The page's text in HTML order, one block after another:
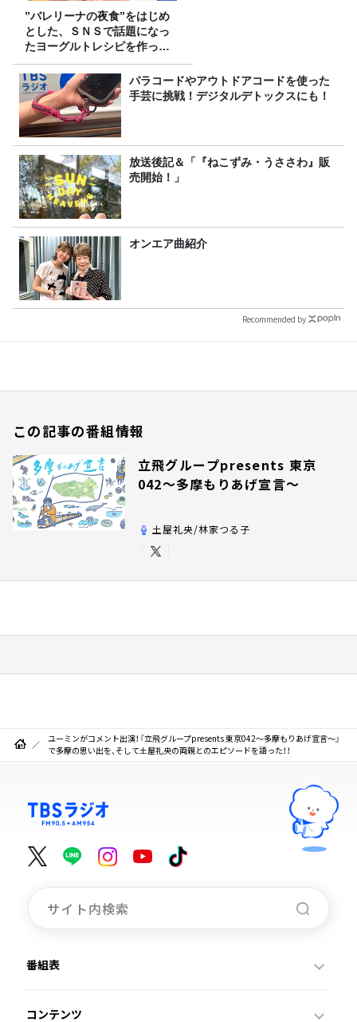
”バレリーナの夜食”をはじめ
とした、ＳＮＳで話題になっ
たヨーグルトレシピを作って
みた！
パラコードやアウトドアコードを使った
手芸に挑戦！デジタルデトックスにも！
放送後記＆「『ねこずみ・うささわ』販
売開始！」
オンエア曲紹介
Recommended by
この記事の番組情報
立飛グループpresents 東京
042～多摩もりあげ宣言～
土屋礼央/林家つる子
ユーミンがコメント出演！『立飛グループpresents 東京042～多摩もりあげ宣言～』
で多摩の思い出を、そして土屋礼央の両親とのエピソードを語った！！
番組表
コンテンツ